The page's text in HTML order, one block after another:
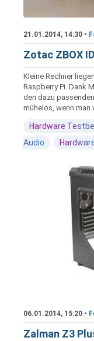
21.01.2014, 14:30 •
Zotac ZBOX
Kleine Rechner
Raspberry Pi. Dank
den dazu
mühelos, wenn man
Hardware
Audio
06.01.2014, 15:20 •
Zalman Z3